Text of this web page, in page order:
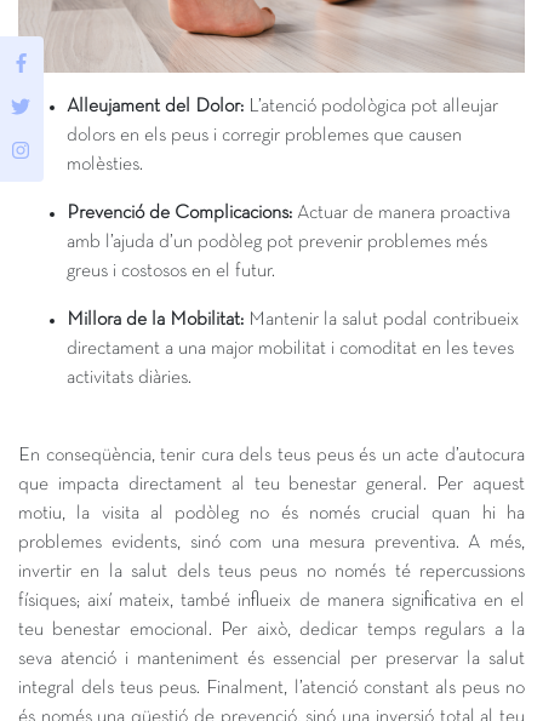
Alleujament del Dolor:
L’atenció podològica pot alleujar
dolors en els peus i corregir problemes que causen
molèsties.
Prevenció de Complicacions: Actuar de manera proactiva
amb l’ajuda d’un podòleg pot prevenir problemes més
greus i costosos en el futur.
Millora de la Mobilitat: Mantenir la salut podal contribueix
directament a una major mobilitat i comoditat en les teves
activitats diàries.
En conseqüència, tenir cura dels teus peus és un acte d’autocura
que impacta directament al teu benestar general. Per aquest
motiu, la visita al podòleg no és només crucial quan hi ha
problemes evidents, sinó com una mesura preventiva. A més,
invertir en la salut dels teus peus no només té repercussions
físiques; així mateix, també influeix de manera significativa en el
teu benestar emocional. Per això, dedicar temps regulars a la
seva atenció i manteniment és essencial per preservar la salut
integral dels teus peus. Finalment, l’atenció constant als peus no
és només una qüestió de prevenció, sinó una inversió total al teu